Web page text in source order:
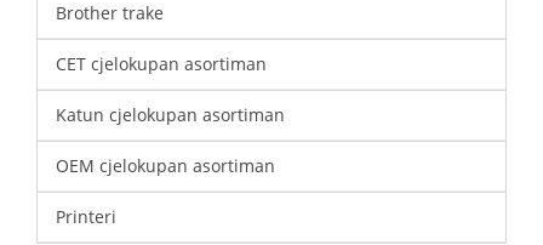
Brother trake
CET cjelokupan asortiman
Katun cjelokupan asortiman
OEM cjelokupan asortiman
Printeri